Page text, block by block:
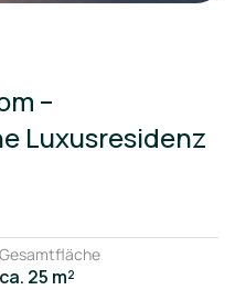
–
Luxusresidenz
Gesamtfläche
ca. 25 m²